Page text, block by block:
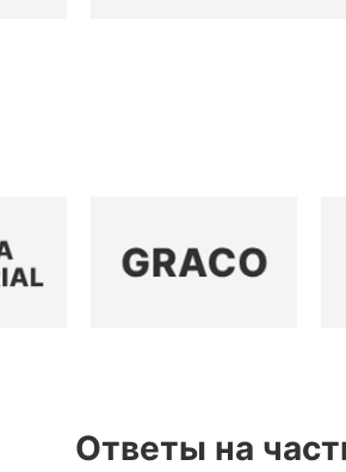
Ответы на